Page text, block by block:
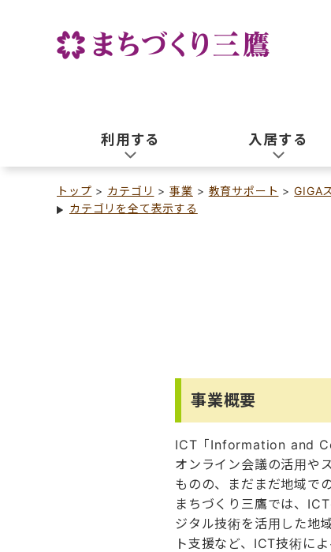
利用する 入居する
トップ カテゴリ 事業 教育サポート
GIGA
カテゴリを全て表示する
事業概要
ICT「Information and
オンライン会議の活用や
ものの、まだまだ地域で
まちづくり三鷹では、
ジタル技術を活用した地
ト支援など、ICT技術に